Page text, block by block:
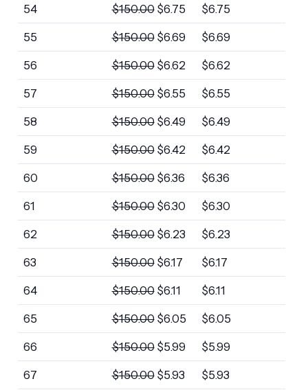
54 $150.00 $6.75 $6.75
55 $150.00 $6.69 $6.69
56 $150.00 $6.62 $6.62
57 $150.00 $6.55 $6.55
58 $150.00 $6.49 $6.49
59 $150.00 $6.42 $6.42
60 $150.00 $6.36 $6.36
61 $150.00 $6.30 $6.30
62 $150.00 $6.23 $6.23
63 $150.00 $6.17 $6.17
64 $150.00 $6.11 $6.11
65 $150.00 $6.05 $6.05
66 $150.00 $5.99 $5.99
67 $150.00 $5.93 $5.93